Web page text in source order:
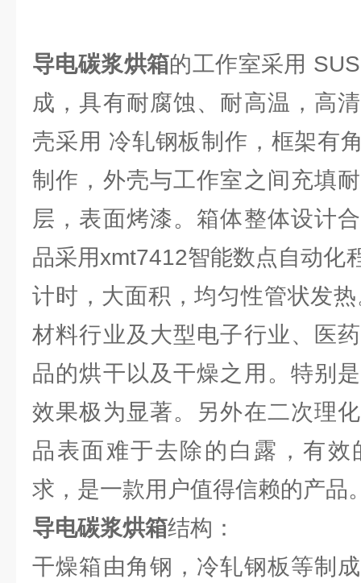
导电碳浆烘箱的工作室采用
成，具有耐腐蚀、耐高温，高
壳采用 冷轧钢板制作，框架有
制作，外壳与工作室之间充填
层，表面烤漆。箱体整体设计
品采用xmt7412智能数点自动化
计时，大面积，均匀性管状发
材料行业及大型电子行业、医
品的烘干以及干燥之用。特别
效果极为显著。另外在二次理
品表面难于去除的白露，有
求，是一款用户值得信赖的产品
导电碳浆烘箱结构：
干燥箱由角钢，冷轧钢板等制